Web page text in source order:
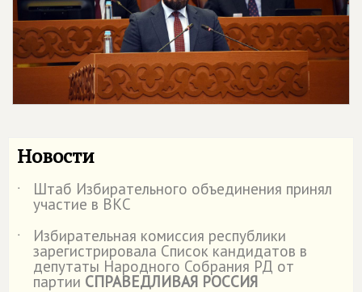
Новости
˙ Штаб Избирательного объединения принял
участие в ВКС
˙
Избирательная комиссия республики
зарегистрировала Список кандидатов в
депутаты Народного Собрания РД от
партии СПРАВЕДЛИВАЯ РОССИЯ